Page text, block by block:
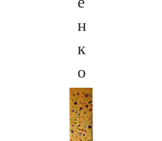
н
к
о